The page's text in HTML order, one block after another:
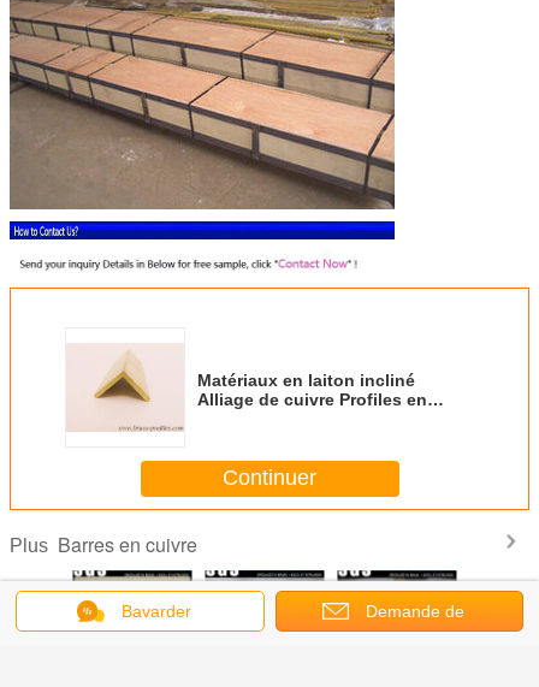
Matériaux en laiton incliné
Alliage de cuivre Profiles en
Continuer
Plus Barres en cuivre
Bavarder Demande de